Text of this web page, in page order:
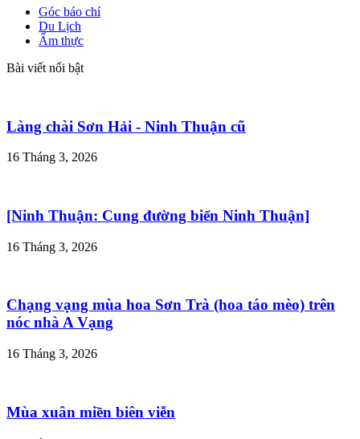
Góc báo chí
Du Lịch
Ẩm thực
Bài viết nổi bật
Làng chài Sơn Hải - Ninh Thuận cũ
16 Tháng 3, 2026
[Ninh Thuận: Cung đường biển Ninh Thuận]
16 Tháng 3, 2026
Chạng vạng mùa hoa Sơn Trà (hoa táo mèo) trên
nóc nhà A Vạng
16 Tháng 3, 2026
Mùa xuân miền biên viễn